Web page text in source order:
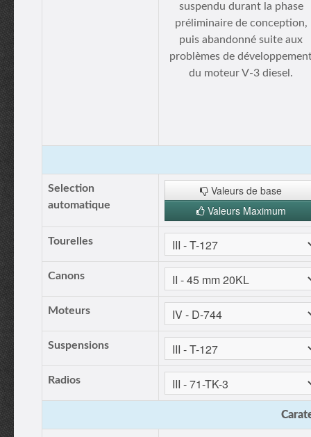
suspendu durant la phase
préliminaire de conception,
puis abandonné suite aux
problèmes de
du moteur V-3 diesel.
Selection
automatique
Valeurs de base
Valeurs Maximum
Tourelles
Canons
Moteurs
Suspensions
Radios